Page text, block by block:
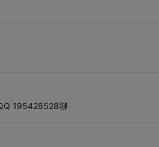
195428528聊